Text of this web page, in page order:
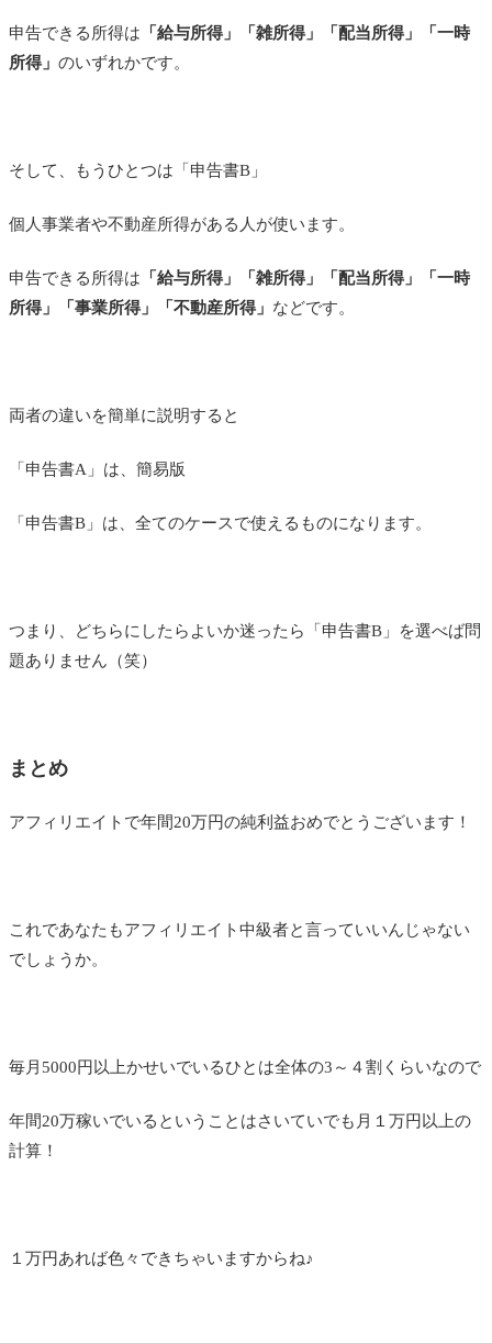
申告できる所得は 「給与所得」「雑所得」「配当所得」「一時
所得」 のいずれかです。
そして、もうひとつは「申告書B」
個人事業者や不動産所得がある人が使います。
申告できる所得は 「給与所得」「雑所得」「配当所得」「一時
所得」「事業所得」「不動産所得」 などです。
両者の違いを簡単に説明すると
「申告書A」は、簡易版
「申告書B」は、全てのケースで使えるものになります。
つまり、どちらにしたらよいか迷ったら「申告書B」を選べば問
題ありません（笑）
まとめ
アフィリエイトで年間20万円の純利益おめでとうございます！
これであなたもアフィリエイト中級者と言っていいんじゃない
でしょうか。
毎月5000円以上かせいでいるひとは全体の3～４割くらいなので
年間20万稼いでいるということはさいていでも月１万円以上の
計算！
１万円あれば色々できちゃいますからね♪